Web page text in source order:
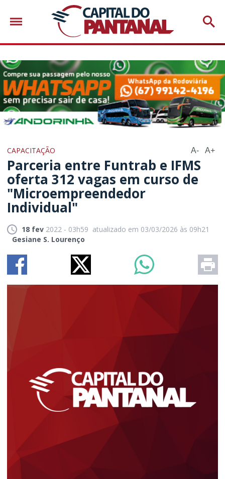
CAPACITAÇÃO A- A+
Parceria entre Funtrab e IFMS
oferta 312 vagas em curso de
"Microempreendedor
Individual"
18 fev 2022 - 03h59 atualizado em 03/03/2026 às 09h21
Gesiane S. Lourenço